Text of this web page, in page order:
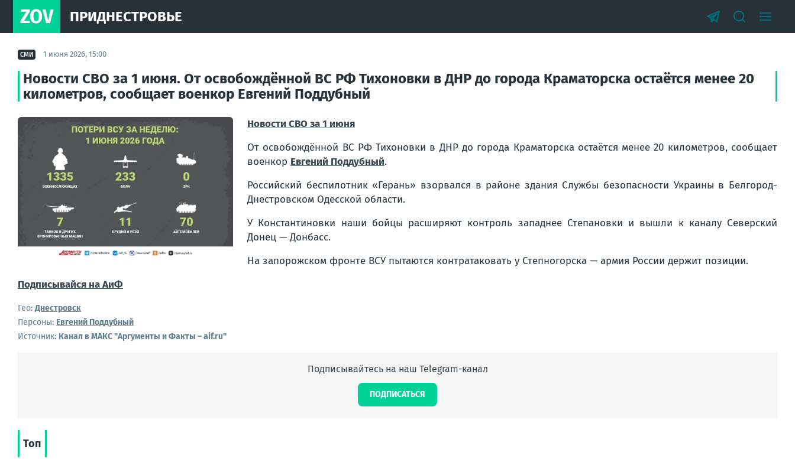
ZOV ПРИДНЕСТРОВЬЕ
СМИ 1 июня 2026, 15:00
Новости СВО за 1 июня. От освобождённой ВС РФ Тихоновки в ДНР до города Краматорска остаётся менее 20
километров, сообщает военкор Евгений Поддубный
Новости СВО за 1 июня
От освобождённой ВС РФ Тихоновки в ДНР до города Краматорска остаётся менее 20 километров, сообщает
военкор Евгений Поддубный.
Российский беспилотник «Герань» взорвался в районе здания Службы безопасности Украины в Белгород-
Днестровском Одесской области.
У Константиновки наши бойцы расширяют контроль западнее Степановки и вышли к каналу Северский
Донец — Донбасс.
На запорожском фронте ВСУ пытаются контратаковать у Степногорска — армия России держит позиции.
Подписывайся на АиФ
Гео:Днестровск
Персоны: Евгений Поддубный
Источник: Канал в МАКС "Аргументы и Факты – aif.ru"
Подписывайтесь на наш Telegram-канал
ПОДПИСАТЬСЯ
Топ